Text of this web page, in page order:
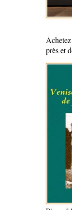
près et